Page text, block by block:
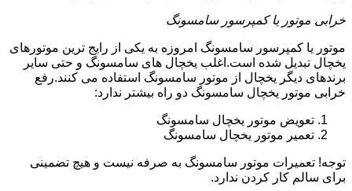
خرابی موتور یا کمپرسور سامسونگ
موتور یا کمپرسور سامسونگ امروزه به یکی از رایج ترین موتورهای
یخچال تبدیل شده است.اغلب یخچال های سامسونگ و حتی سایر
برندهای دیگر یخچال از موتور سامسونگ استفاده می کنند.رفع
خرابی موتور یخچال سامسونگ دو راه بیشتر ندارد:
تعویض موتور یخچال سامسونگ
تعمیر موتور یخچال سامسونگ
توجه! تعمیرات موتور سامسونگ به صرفه نیست و هیچ تضمینی
برای سالم کار کردن ندارد.